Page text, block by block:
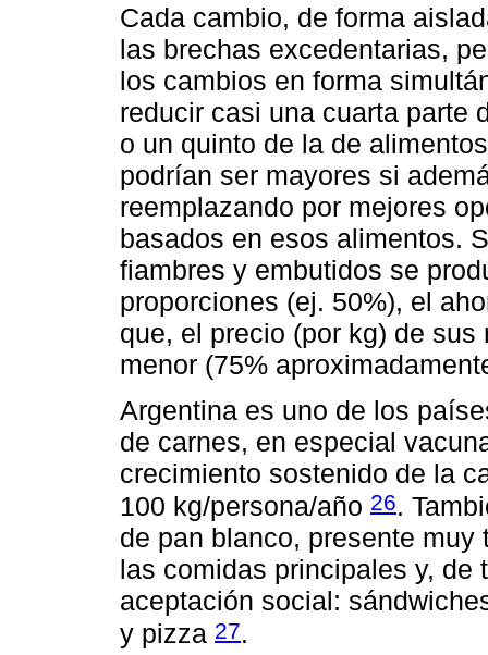
Cada cambio, de forma
las brechas excedentarias,
los cambios en forma
reducir casi una cuarta parte
o un quinto de la de
podrían ser mayores si
reemplazando por mejores
basados en esos alimentos.
fiambres y embutidos se
proporciones (ej. 50%), el
que, el precio (por kg) de
menor (75%
Argentina es uno de los
de carnes, en especial
crecimiento sostenido de la
100 kg/persona/año 26.
de pan blanco, presente
las comidas principales y, de
aceptación social:
y pizza 27.